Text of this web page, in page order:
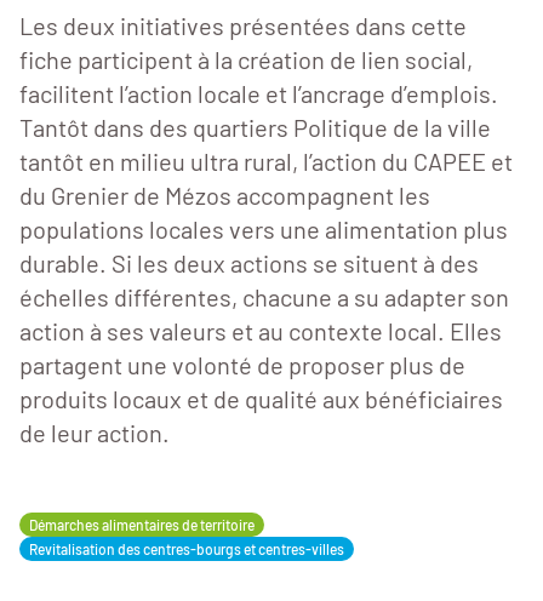
Les deux initiatives présentées dans cette
fiche participent à la création de lien social,
facilitent l’action locale et l’ancrage d’emplois.
Tantôt dans des quartiers Politique de la ville
tantôt en milieu ultra rural, l’action du CAPEE et
du Grenier de Mézos accompagnent les
populations locales vers une alimentation plus
durable. Si les deux actions se situent à des
échelles différentes, chacune a su adapter son
action à ses valeurs et au contexte local. Elles
partagent une volonté de proposer plus de
produits locaux et de qualité aux bénéficiaires
de leur action.
Démarches alimentaires de territoire
Revitalisation des centres-bourgs et centres-villes